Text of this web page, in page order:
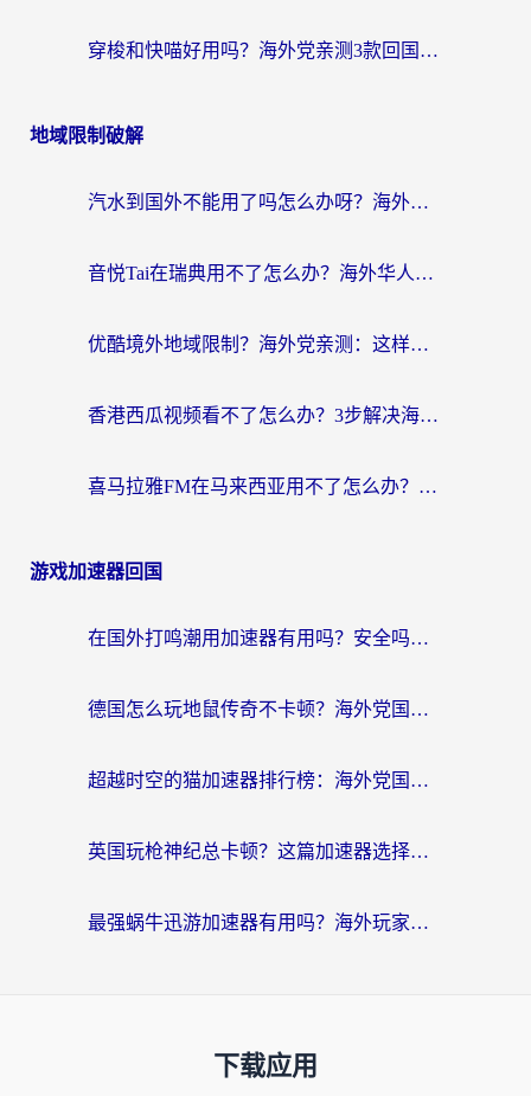
穿梭和快喵好用吗？海外党亲测3款回国加速器，附日本回国VPN避坑指南
地域限制破解
汽水到国外不能用了吗怎么办呀？海外党追剧看片的救星在这里！
音悦Tai在瑞典用不了怎么办？海外华人追剧听歌的实用指南
优酷境外地域限制？海外党亲测：这样看国内剧再也不卡（附3个实用场景解决）
香港西瓜视频看不了怎么办？3步解决海外追剧难题，附靠谱加速器推荐
喜马拉雅FM在马来西亚用不了怎么办？海外华人亲测有效的回国加速指南
游戏加速器回国
在国外打鸣潮用加速器有用吗？安全吗？海外玩家国服游戏加速全指南
德国怎么玩地鼠传奇不卡顿？海外党国服游戏加速全攻略（含战双EVE实用指南）
超越时空的猫加速器排行榜：海外党国服游戏不卡顿的终极选择指南
英国玩枪神纪总卡顿？这篇加速器选择指南帮你告别延迟（附实测推荐）
最强蜗牛迅游加速器有用吗？海外玩家国服游戏加速避坑指南（附德国玩忍者必须死3流星蝴蝶剑解决办法）
下载应用